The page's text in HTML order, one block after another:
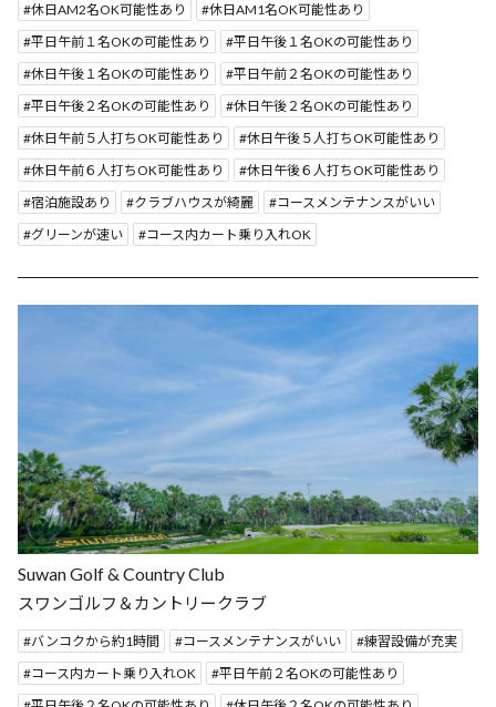
休日AM2名OK可能性あり
休日AM1名OK可能性あり
平日午前１名OKの可能性あり
平日午後１名OKの可能性あり
休日午後１名OKの可能性あり
平日午前２名OKの可能性あり
平日午後２名OKの可能性あり
休日午後２名OKの可能性あり
休日午前５人打ちOK可能性あり
休日午後５人打ちOK可能性あり
休日午前６人打ちOK可能性あり
休日午後６人打ちOK可能性あり
宿泊施設あり
クラブハウスが綺麗
コースメンテナンスがいい
グリーンが速い
コース内カート乗り入れOK
Suwan Golf & Country Club
スワンゴルフ＆カントリークラブ
バンコクから約1時間 コースメンテナンスがいい
練習設備が充実
コース内カート乗り入れOK
平日午前２名OKの可能性あり